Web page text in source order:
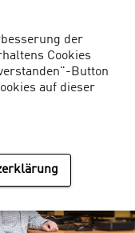
der
Cookies
Button
auf dieser